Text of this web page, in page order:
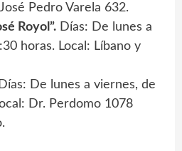
Pedro Varela 632.
Royol”. Días: De lunes a
horas. Local: Líbano y
Días: De lunes a viernes, de
Dr. Perdomo 1078